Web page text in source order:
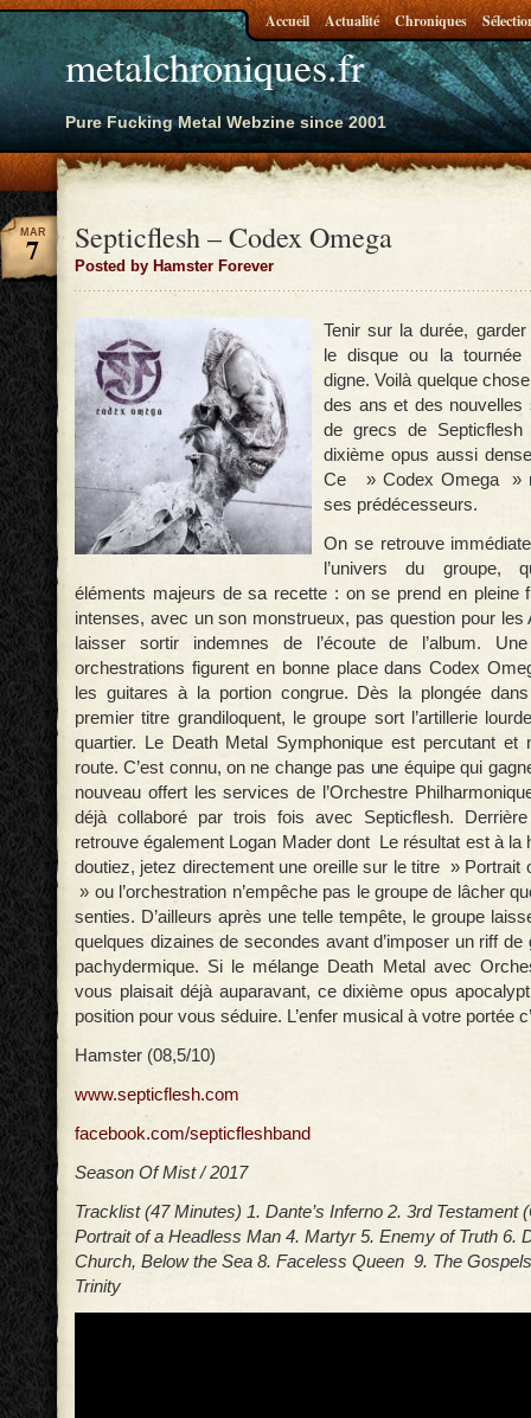
metalchroniques.fr
Pure Fucking Metal Webzine since 2001
Accueil Actualité Chroniques
Septicflesh – Codex Omega
Posted by Hamster Forever
MAR
7
Tenir sur la durée, garder
le disque ou la
digne. Voilà quelque
des ans et des nouvelles
de grecs de Septicflesh
dixième opus aussi
Ce » Codex Omega »
ses prédécesseurs.
On se retrouve
l’univers du groupe,
éléments majeurs de sa recette : on se prend en pleine
intenses, avec un son monstrueux, pas question pour les
laisser sortir indemnes de l’écoute de l’album.
orchestrations figurent en bonne place dans Codex
les guitares à la portion congrue. Dès la plongée dans
premier titre grandiloquent, le groupe sort l’artillerie
quartier. Le Death Metal Symphonique est percutant et
route. C’est connu, on ne change pas une équipe qui
nouveau offert les services de l’Orchestre
déjà collaboré par trois fois avec Septicflesh.
retrouve également Logan Mader dont Le résultat est à la
doutiez, jetez directement une oreille sur le titre » Portrait
» ou l’orchestration n’empêche pas le groupe de lâcher
senties. D’ailleurs après une telle tempête, le groupe
quelques dizaines de secondes avant d’imposer un riff de
pachydermique. Si le mélange Death Metal avec
vous plaisait déjà auparavant, ce dixième opus
position pour vous séduire. L’enfer musical à votre portée
Hamster (08,5/10)
www.septicflesh.com
facebook.com/septicfleshband
Season Of Mist / 2017
Tracklist (47 Minutes) 1. Dante’s Inferno 2. 3rd Testament
Portrait of a Headless Man 4. Martyr 5. Enemy of Truth 6.
Church, Below the Sea 8. Faceless Queen 9. The
Trinity